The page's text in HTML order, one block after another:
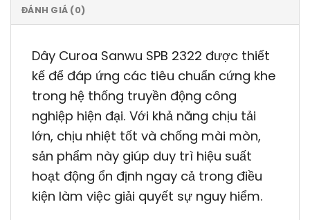
ĐÁNH GIÁ (0)
Dây Curoa Sanwu SPB 2322 được thiết
kế để đáp ứng các tiêu chuẩn cứng khe
trong hệ thống truyền động công
nghiệp hiện đại. Với khả năng chịu tải
lớn, chịu nhiệt tốt và chống mài mòn,
sản phẩm này giúp duy trì hiệu suất
hoạt động ổn định ngay cả trong điều
kiện làm việc giải quyết sự nguy hiểm.